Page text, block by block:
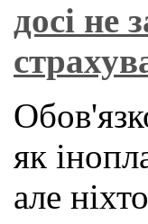
досі не
як
але